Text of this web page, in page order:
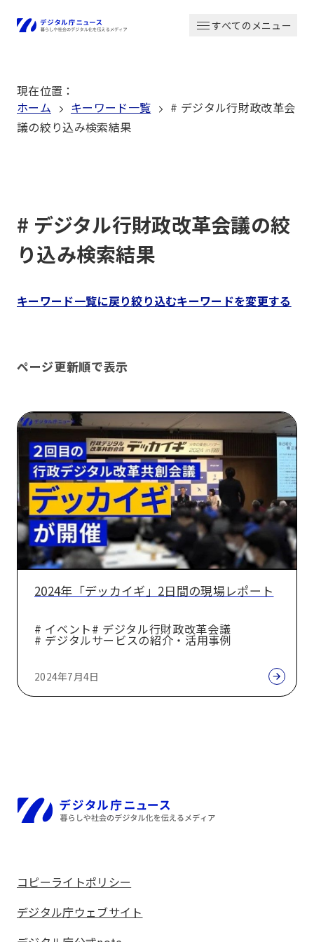
本
文
動
すべてのメニュー
現在位置 ：
ホーム
キーワード一覧
# デジタル行財政改革会
議の絞り込み検索結果
# デジタル行財政改革会議の絞
り込み検索結果
キーワード一覧に戻り絞り込むキーワードを変更する
ページ更新順で表示
2024
年
「デ
ッ
カ
イ
ギ」
レ
ポ
2024年「デッカイギ」2日間の現場レポート
# イベント# デジタル行財政改革会議
# デジタルサービスの紹介・活用事例
2024年7月4日
ホーム
コピーライトポリシー
デジタル庁ウェブサイト